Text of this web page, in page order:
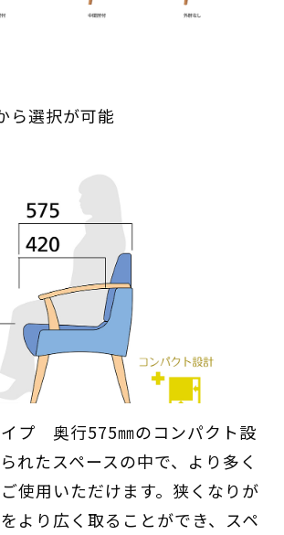
ら選択が可能
イプ 奥行575㎜のコンパクト設
れたスペースの中で、より多く
使用いただけます。狭くなりが
より広く取ることができ、スペ